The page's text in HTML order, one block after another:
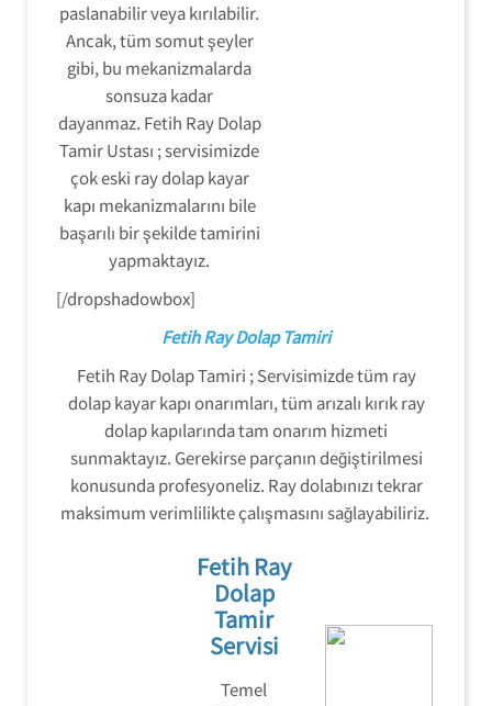
paslanabilir veya kırılabilir.
Ancak, tüm somut şeyler
gibi, bu mekanizmalarda
sonsuza kadar
dayanmaz. Fetih Ray Dolap
Tamir Ustası ; servisimizde
çok eski ray dolap kayar
kapı mekanizmalarını bile
başarılı bir şekilde tamirini
yapmaktayız.
[/dropshadowbox]
Fetih Ray Dolap Tamiri
Fetih Ray Dolap Tamiri ; Servisimizde tüm ray
dolap kayar kapı onarımları, tüm arızalı kırık ray
dolap kapılarında tam onarım hizmeti
sunmaktayız. Gerekirse parçanın değiştirilmesi
konusunda profesyoneliz. Ray dolabınızı tekrar
maksimum verimlilikte çalışmasını sağlayabiliriz.
Fetih Ray
Dolap
Tamir
Servisi
Temel